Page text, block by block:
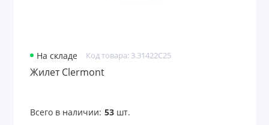
На складе Код товара: 3.31422C25
Жилет Clermont
Всего в наличии: 53шт.